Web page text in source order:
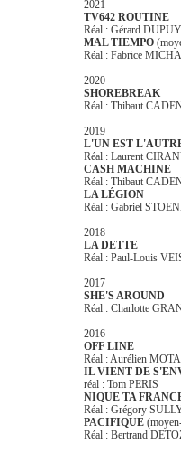
2021
TV642 ROUTINE
Réal : Gérard DUPUY
MAL TIEMPO
Réal : Fabrice
2020
SHOREBREAK
Réal : Thibaut
2019
L'UN EST
Réal : Laurent
CASH MACHINE
Réal : Thibaut
LA LÉGION
Réal : Gabriel
2018
LA DETTE
Réal : Paul-Louis
2017
SHE'S AROUND
Réal : Charlotte
2016
OFF LINE
Réal : Aurélien
IL VIENT DE
réal : Tom PERIS
NIQUE TA
Réal : Grégory
PACIFIQUE
Réal : Bertrand